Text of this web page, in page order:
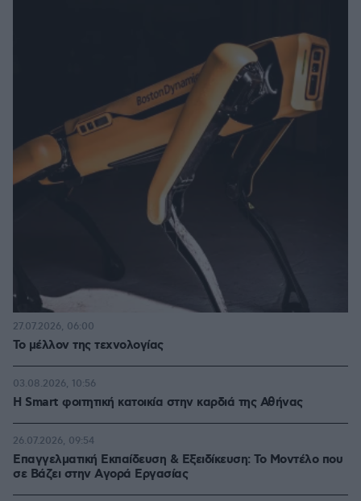
Το μέλλον της τεχνολογίας
27.07.2026, 06:00
Η Smart φοιτητική κατοικία στην καρδιά της Αθήνας
03.08.2026, 10:56
Επαγγελματική Εκπαίδευση & Εξειδίκευση: Το Mοντέλο που
σε Bάζει στην Aγορά Eργασίας
26.07.2026, 09:54